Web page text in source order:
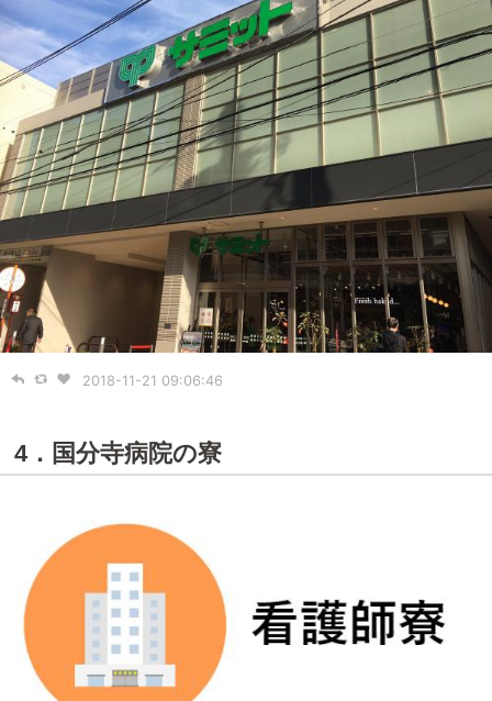
2018-11-21 09:06:46
4．国分寺病院の寮